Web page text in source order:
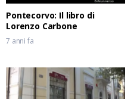
Pontecorvo: Il libro di
Lorenzo Carbone
7 anni fa